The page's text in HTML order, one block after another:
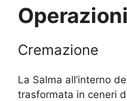
Cremazione
La Salma all’interno
trasformata in ceneri